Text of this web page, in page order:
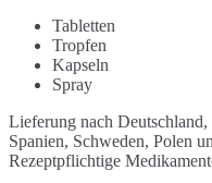
Tabletten
Tropfen
Kapseln
Spray
Lieferung nach
Spanien, Schweden, Polen
Rezeptpflichtige